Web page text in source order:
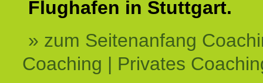
Flughafen in Stuttgart.
» zum Seitenanfang
Coaching | Privates